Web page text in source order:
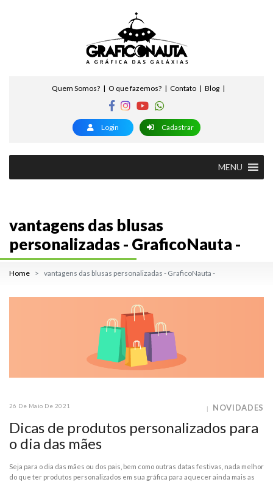
Quem Somos? O que fazemos? Contato Blog
Login Cadastrar
MENU
vantagens das blusas
personalizadas - GraficoNauta -
Home vantagens das blusas personalizadas - GraficoNauta -
26 De Maio De 2021 NOVIDADES
Dicas de produtos personalizados para
o dia das mães
Seja para o dia das mães ou dos pais, bem como outras datas festivas, nada melhor
do que ter produtos personalizados em sua gráfica para aquecer ainda mais as